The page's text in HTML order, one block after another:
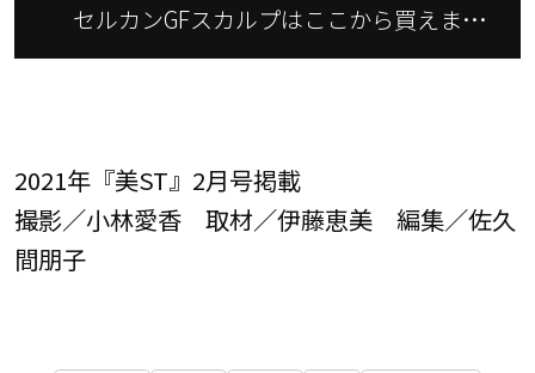
セルカンGFスカルプはここから買えま
2021年『美ST』2月号掲載
撮影／小林愛香 取材／伊藤恵美 編集／佐久
間朋子